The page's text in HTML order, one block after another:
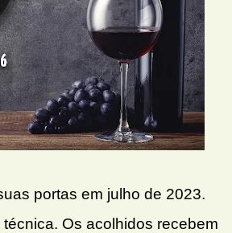
portas em julho de 2023.
Os acolhidos recebem